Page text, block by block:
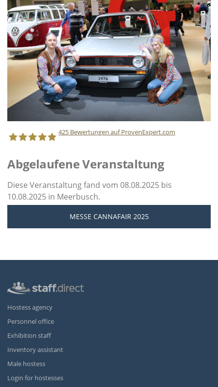
Staff Direct GmbH
425 Bewertungen auf ProvenExpert.com
Abgelaufene Veranstaltung
Diese Veranstaltung fand vom 08.08.2025 bis
10.08.2025 in Meerbusch.
MESSE CANNAFAIR 2025
Hostess agency
Personnel office
Exhibition staff
Inventory assistant
Male hostess
Login for hostesses